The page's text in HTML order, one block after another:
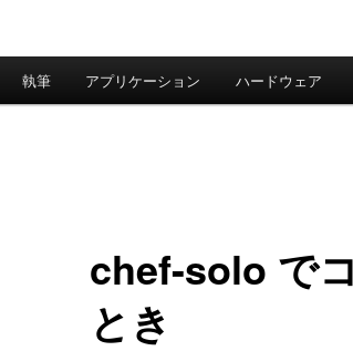
執筆 アプリケーション ハードウェア
chef-solo で
とき